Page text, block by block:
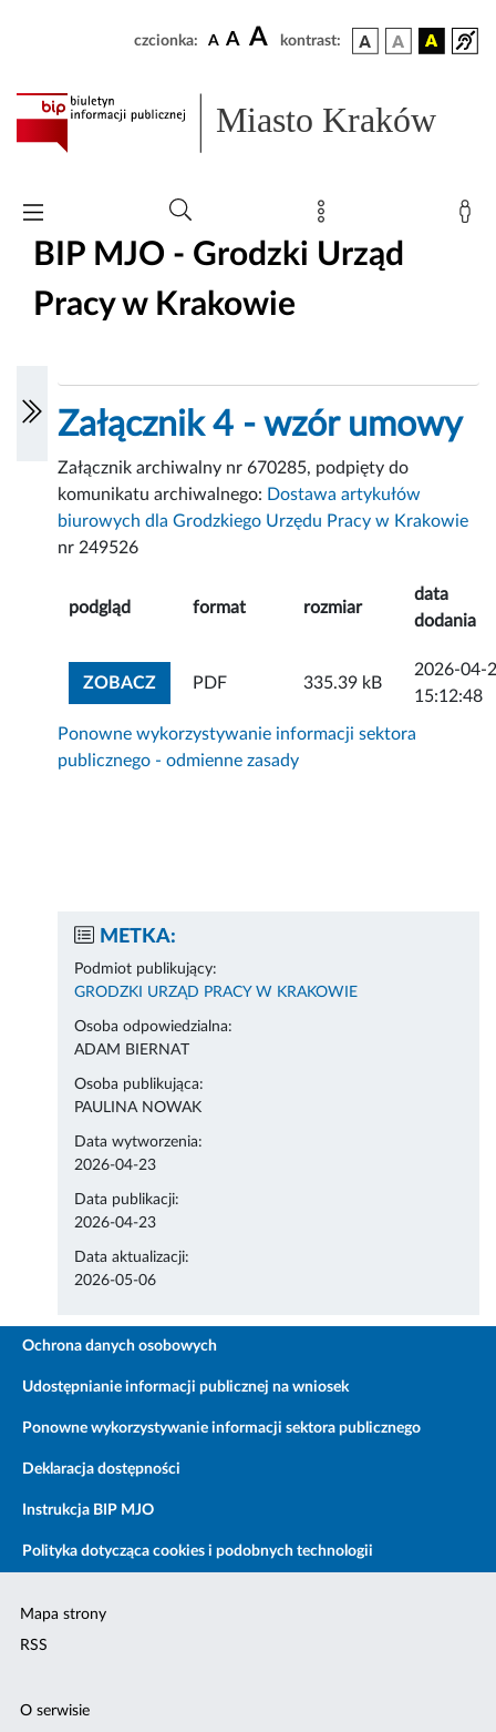
czcionka: A A A kontrast:
Miasto Kraków
BIP MJO - Grodzki Urząd
Pracy w Krakowie
Załącznik 4 - wzór umowy
Załącznik archiwalny nr 670285, podpięty do
komunikatu archiwalnego: Dostawa artykułów
biurowych dla Grodzkiego Urzędu Pracy w Krakowie
nr 249526
podgląd format rozmiar
data
dodania
ZOBACZZOBACZ ZAŁĄCZNIK
PDF 335.39 kB
2026-04-
15:12:48
Ponowne wykorzystywanie informacji sektora
publicznego - odmienne zasady
METKA:
Podmiot publikujący:
GRODZKI URZĄD PRACY W KRAKOWIE
Osoba odpowiedzialna:
ADAM BIERNAT
Osoba publikująca:
PAULINA NOWAK
Data wytworzenia:
2026-04-23
Data publikacji:
2026-04-23
Data aktualizacji:
2026-05-06
Ochrona danych osobowych
Udostępnianie informacji publicznej na wniosek
Ponowne wykorzystywanie informacji sektora publicznego
Deklaracja dostępności
Instrukcja BIP MJO
Polityka dotycząca cookies i podobnych technologii
Mapa strony
RSS
O serwisie